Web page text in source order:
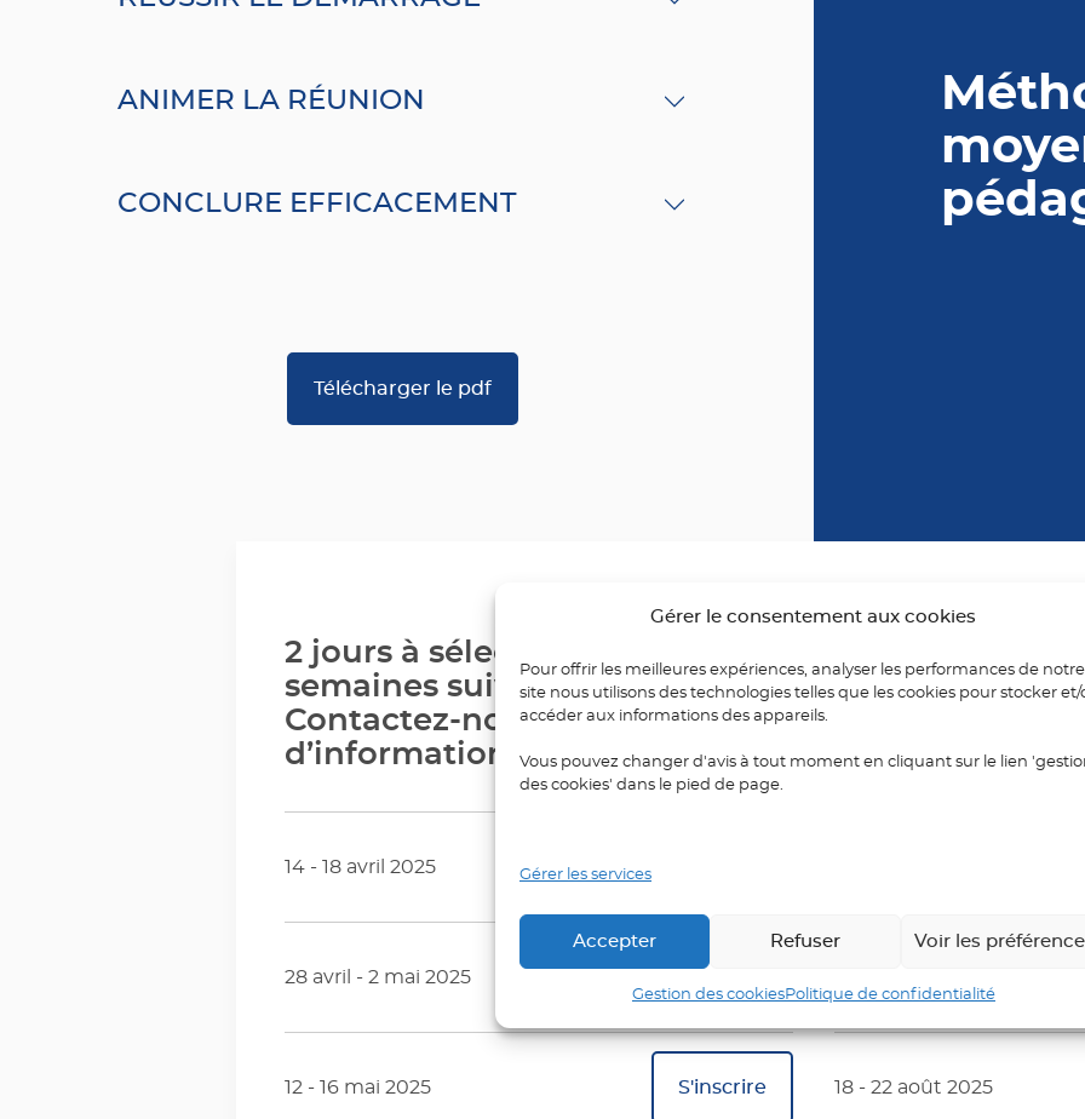
Gérer le consentement aux cookies
Pour offrir les meilleures expériences, analyser les performances de notre
site nous utilisons des technologies telles que les cookies pour stocker et/
accéder aux informations des appareils.
Vous pouvez changer d'avis à tout moment en cliquant sur le lien
des cookies' dans le pied de page.
Gérer les services
Accepter Refuser Voir les
Gestion des cookiesPolitique de confidentialité
ANIMER LA RÉUNION
CONCLURE EFFICACEMENT
Télécharger le pdf
2 jours à sélectionner parmi les
semaines suivantes.
Contactez-nous pour plus
d’informations.
14 - 18 avril 2025
28 avril - 2 mai 2025
12 - 16 mai 2025 S'inscrire 18 - 22 août 2025